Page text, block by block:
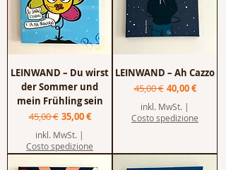
LEINWAND – Du wirst
der Sommer und
mein Frühling sein
Standardpreis
45,00 € Sale-Preis
35,00 €
inkl. MwSt. |
Costo spedizione
LEINWAND – Ah Cazzo
Standardpreis
45,00 € Sale-Preis
40,00 €
inkl. MwSt. |
Costo spedizione